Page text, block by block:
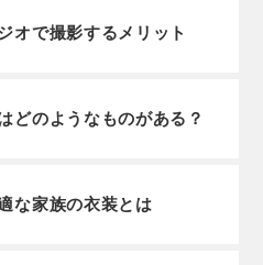
オで撮影するメリット
どのようなものがある？
な家族の衣装とは